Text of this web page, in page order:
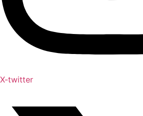
X-twitter